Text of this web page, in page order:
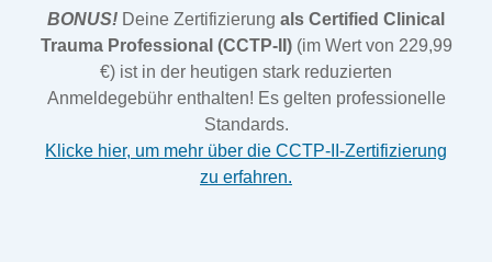
BONUS! Deine Zertifizierung als Certified Clinical
Trauma Professional (CCTP-II)(im Wert von 229,99
€) ist in der heutigen stark reduzierten
Anmeldegebühr enthalten! Es gelten professionelle
Standards.
Klicke hier, um mehr über die CCTP-II-Zertifizierung
zu erfahren.